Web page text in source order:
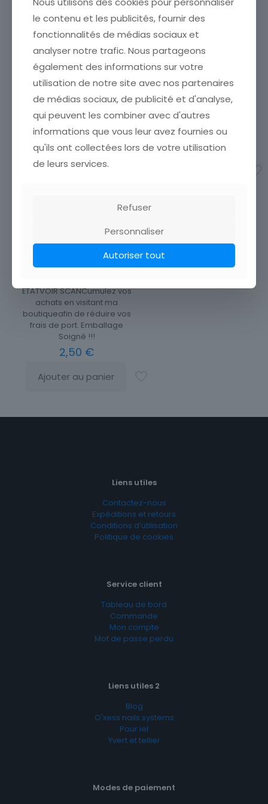
TIMBRE BULGARIE OBL N°
382 BORIS III
ÉTATVOIR SCANCumulez vos
achats en visitant ma
boutiqueafin de réduire vos
frais de port. Emballage
Soigné !!!
1,00€
Ajouter au panier
286 * BORIS III
ÉTATVOIR SCANCumulez vos
achats en visitant ma
boutiqueafin de réduire vos
frais de port. Emballage
Soigné !!!
1,00€
LOT DE 7 TIMBRES
ÉTATVOIR SCANCumulez vos
achats en visitant ma
boutiqueafin de réduire vos
frais de port. Emballage
Soigné !!!
2,50 €
Ajouter au panier
Liens utiles
Contactez-nous
Expéditions et retours
Conditions d’utilisation
Politique de cookies
Service client
Tableau de bord
Commande
Mon compte
Mot de passe perdu
Liens utiles 2
Blog
O'xess nails systems
Pour iel
Yvert et tellier
Modes de paiement
le contenu et les publicités, fournir des
fonctionnalités de médias sociaux et
analyser notre trafic. Nous partageons
également des informations sur votre
utilisation de notre site avec nos partenaires
de médias sociaux, de publicité et d'analyse,
qui peuvent les combiner avec d'autres
informations que vous leur avez fournies ou
qu'ils ont collectées lors de votre utilisation
de leurs services.
Refuser
Personnaliser
Autoriser tout